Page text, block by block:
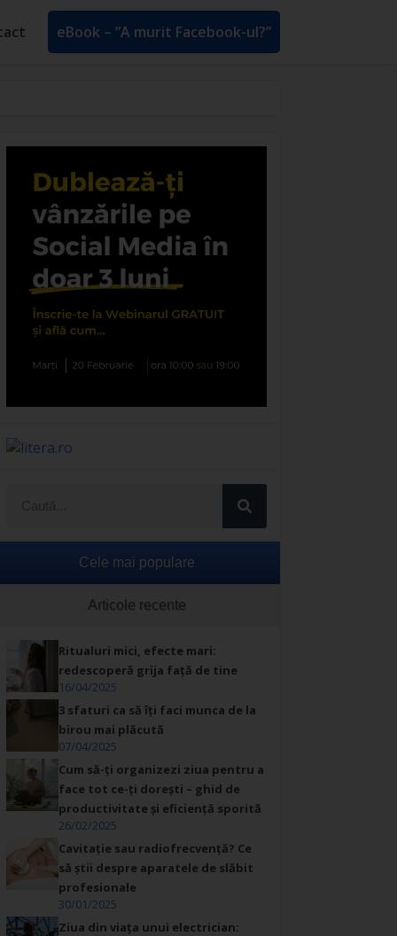
eBook – ”A murit Facebook-ul?”
Cele mai populare
Articole recente
Ritualuri mici, efecte mari:
redescoperă grija față de tine
16/04/2025
3 sfaturi ca să îți faci munca de la
birou mai plăcută
07/04/2025
Cum să-ți organizezi ziua pentru a
face tot ce-ți dorești – ghid de
productivitate și eficiență sporită
26/02/2025
Cavitație sau radiofrecvență? Ce
să știi despre aparatele de slăbit
profesionale
30/01/2025
Ziua din viața unui electrician: